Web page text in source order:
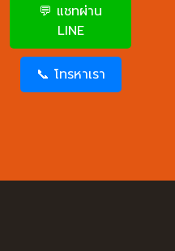
💬 แชทผ่าน
LINE
📞 โทรหาเรา